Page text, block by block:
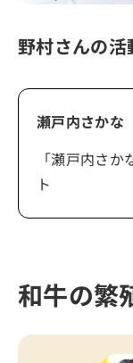
野村さんの
瀬戸内さかな
「瀬戸内さ
ト
和牛の繁